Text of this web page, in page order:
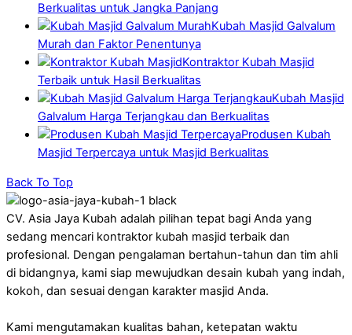
Berkualitas untuk Jangka Panjang
Kubah Masjid Galvalum
Murah dan Faktor Penentunya
Kontraktor Kubah Masjid
Terbaik untuk Hasil Berkualitas
Kubah Masjid
Galvalum Harga Terjangkau dan Berkualitas
Produsen Kubah
Masjid Terpercaya untuk Masjid Berkualitas
Back To Top
CV. Asia Jaya Kubah adalah pilihan tepat bagi Anda yang
sedang mencari kontraktor kubah masjid terbaik dan
profesional. Dengan pengalaman bertahun-tahun dan tim ahli
di bidangnya, kami siap mewujudkan desain kubah yang indah,
kokoh, dan sesuai dengan karakter masjid Anda.
Kami mengutamakan kualitas bahan, ketepatan waktu